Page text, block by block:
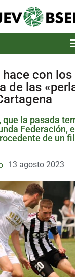
hace con
de las
la pasada
Federación,
de un
13 agosto 2023